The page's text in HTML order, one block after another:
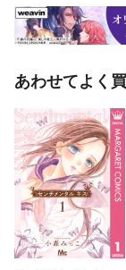
あわせてよく